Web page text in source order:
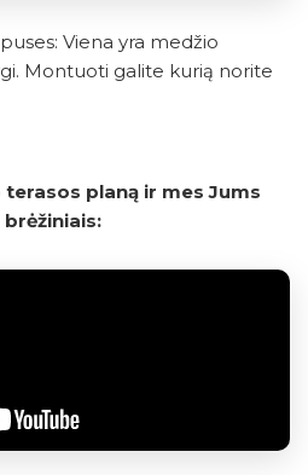
Viena yra medžio
Montuoti galite kurią norite
planą ir mes Jums